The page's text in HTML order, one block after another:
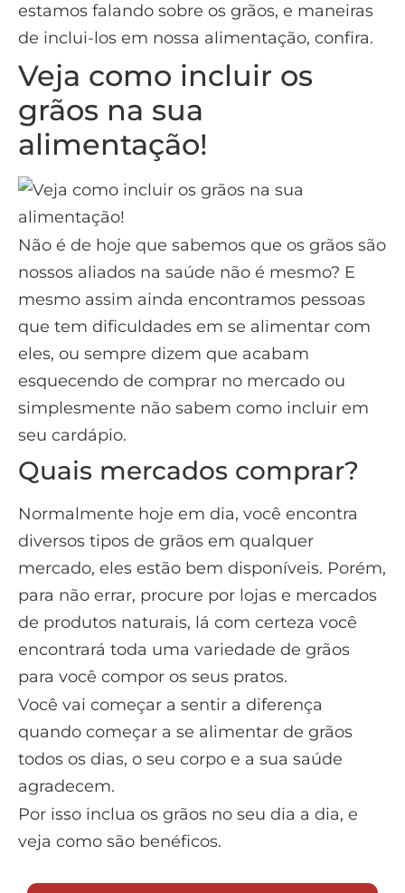
estamos falando sobre os grãos, e maneiras
de inclui-los em nossa alimentação, confira.
Veja como incluir os
grãos na sua
alimentação!
Não é de hoje que sabemos que os grãos são
nossos aliados na saúde não é mesmo? E
mesmo assim ainda encontramos pessoas
que tem dificuldades em se alimentar com
eles, ou sempre dizem que acabam
esquecendo de comprar no mercado ou
simplesmente não sabem como incluir em
seu cardápio.
Quais mercados comprar?
Normalmente hoje em dia, você encontra
diversos tipos de grãos em qualquer
mercado, eles estão bem disponíveis. Porém,
para não errar, procure por lojas e mercados
de produtos naturais, lá com certeza você
encontrará toda uma variedade de grãos
para você compor os seus pratos.
Você vai começar a sentir a diferença
quando começar a se alimentar de grãos
todos os dias, o seu corpo e a sua saúde
agradecem.
Por isso inclua os grãos no seu dia a dia, e
veja como são benéficos.